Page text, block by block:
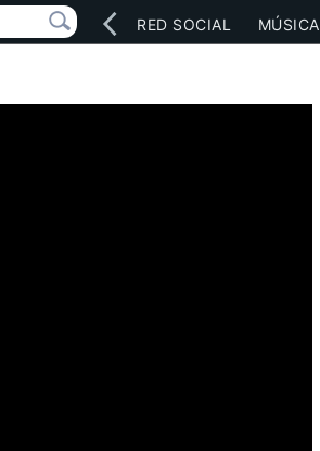
ARTISTAS RED SOCIAL MÚSICA